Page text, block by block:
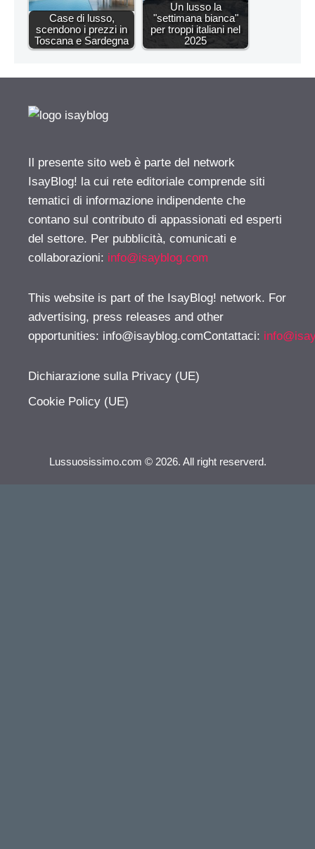
Case di lusso,
scendono i prezzi in
Toscana e Sardegna
Un lusso la
"settimana bianca"
per troppi italiani nel
2025
Il presente sito web è parte del network
IsayBlog! la cui rete editoriale comprende siti
tematici di informazione indipendente che
contano sul contributo di appassionati ed esperti
del settore. Per pubblicità, comunicati e
collaborazioni: info@isayblog.com
This website is part of the IsayBlog! network. For
advertising, press releases and other
opportunities: info@isayblog.comContattaci:
Dichiarazione sulla Privacy (UE)
Cookie Policy (UE)
Lussuosissimo.com © 2026. All right reserverd.